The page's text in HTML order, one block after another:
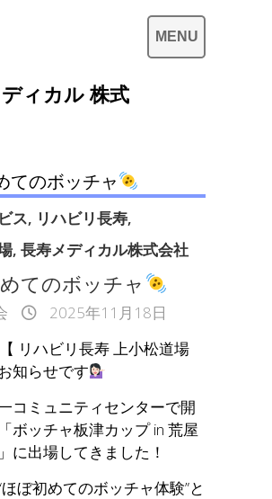
ィカル 株式
てのボッチャ
ス, リハビリ長寿,
, 長寿メディカル株式会社
てのボッチャ
2025年11月18日
リハビリ長寿 上小松道場
知らせです
コミュニティセンターで開
ボッチャ板津カップ in 荒屋
に出場してきました！
ぼ初めてのボッチャ体験”と